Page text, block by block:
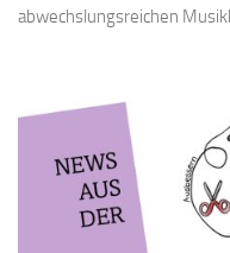
abwechslungsreichen